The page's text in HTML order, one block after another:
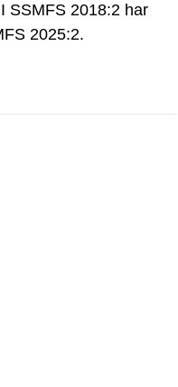
SSMFS 2018:2 har
2025:2.